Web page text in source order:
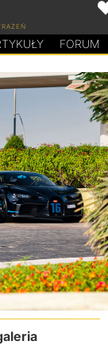
FORUM